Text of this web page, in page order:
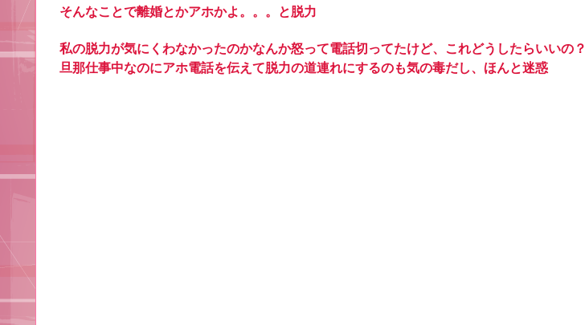
そんなことで離婚とかアホかよ。。。と脱力
私の脱力が気にくわなかったのかなんか怒って電話切ってたけど、これどうしたらいいの？
旦那仕事中なのにアホ電話を伝えて脱力の道連れにするのも気の毒だし、ほんと迷惑